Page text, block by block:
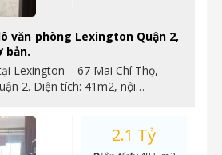
văn phòng Lexington Quận 2,
bản.
Lexington – 67 Mai Chí Thọ,
2. Diện tích: 41m2, nội…
2.1 Tỷ